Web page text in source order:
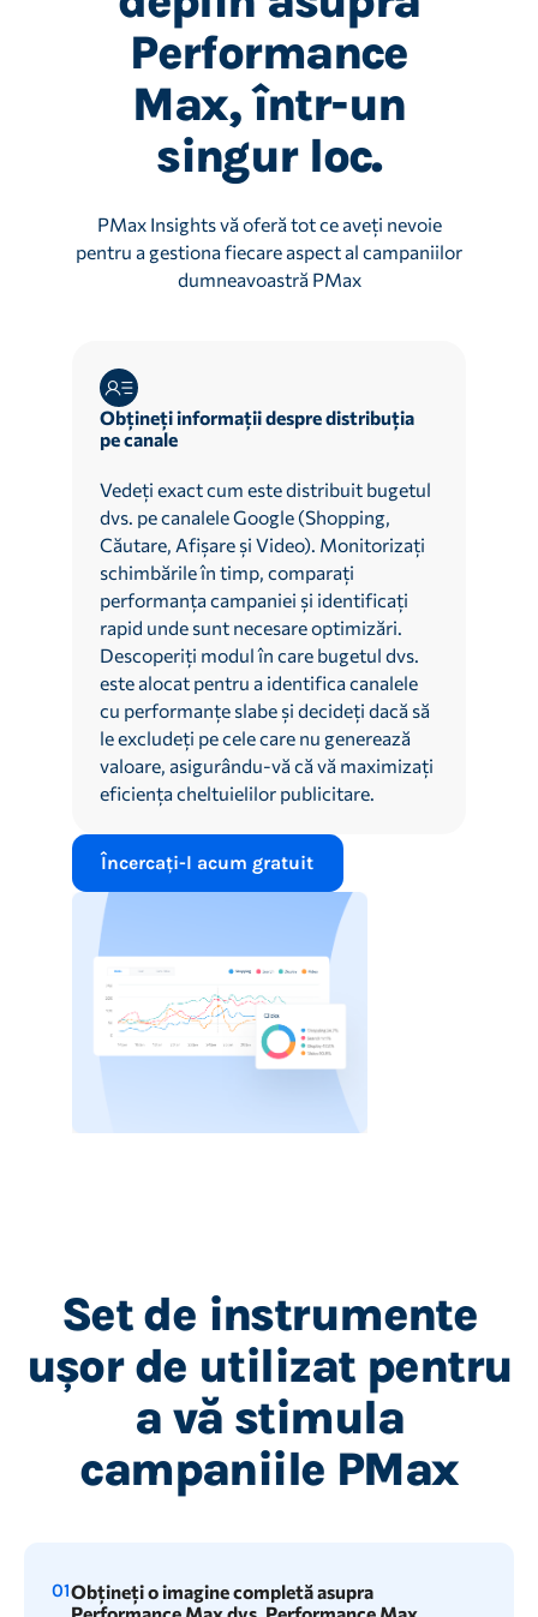
Performance
Max, într-un
singur loc.
PMax Insights vă oferă tot ce aveți nevoie
pentru a gestiona fiecare aspect al campaniilor
dumneavoastră PMax
Obțineți informații despre distribuția
pe canale
Vedeți exact cum este distribuit bugetul
dvs. pe canalele Google (Shopping,
Căutare, Afișare și Video). Monitorizați
schimbările în timp, comparați
performanța campaniei și identificați
rapid unde sunt necesare optimizări.
Descoperiți modul în care bugetul dvs.
este alocat pentru a identifica canalele
cu performanțe slabe și decideți dacă să
le excludeți pe cele care nu generează
valoare, asigurându-vă că vă maximizați
eficiența cheltuielilor publicitare.
Încercați-l acum gratuit
Set de instrumente
ușor de utilizat pentru
a vă stimula
campaniile PMax
01Obțineți o imagine completă asupra